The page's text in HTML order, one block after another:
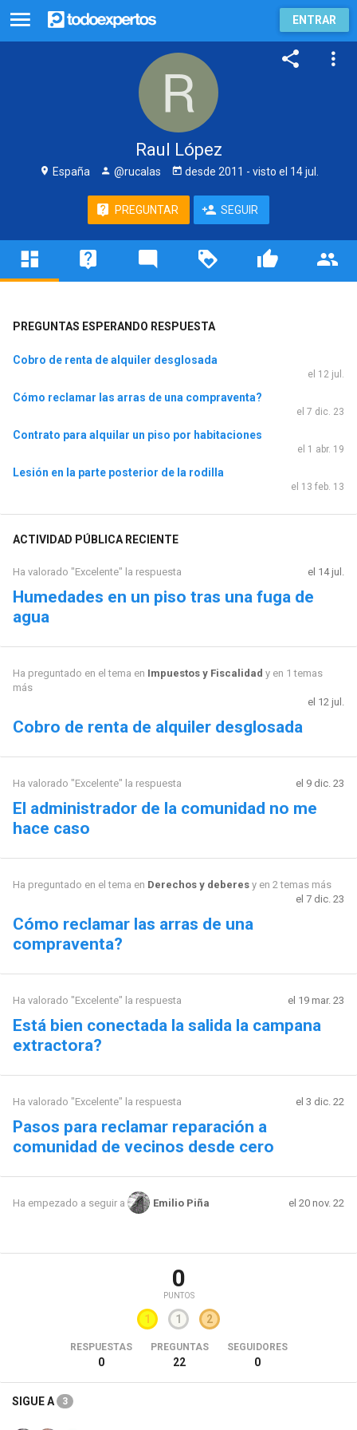
ENTRAR
Raul López
España @rucalas desde 2011 - visto el 14 jul.
PREGUNTAR SEGUIR
PREGUNTAS ESPERANDO RESPUESTA
Cobro de renta de alquiler desglosada
el 12 jul.
Cómo reclamar las arras de una compraventa?
el 7 dic. 23
Contrato para alquilar un piso por habitaciones
el 1 abr. 19
Lesión en la parte posterior de la rodilla
el 13 feb. 13
ACTIVIDAD PÚBLICA RECIENTE
Ha valorado "Excelente" la respuesta el 14 jul.
Humedades en un piso tras una fuga de
agua
Ha preguntado en el tema en Impuestos y Fiscalidad y en 1 temas
más
el 12 jul.
Cobro de renta de alquiler desglosada
Ha valorado "Excelente" la respuesta el 9 dic. 23
El administrador de la comunidad no me
hace caso
Ha preguntado en el tema en Derechos y deberesy en 2 temas más
el 7 dic. 23
Cómo reclamar las arras de una
compraventa?
Ha valorado "Excelente" la respuesta el 19 mar. 23
Está bien conectada la salida la campana
extractora?
Ha valorado "Excelente" la respuesta el 3 dic. 22
Pasos para reclamar reparación a
comunidad de vecinos desde cero
Ha empezado a seguir a Emilio Piña el 20 nov. 22
0
PUNTOS
1 1 2
RESPUESTAS
0
PREGUNTAS
22
SEGUIDORES
0
SIGUE A 3